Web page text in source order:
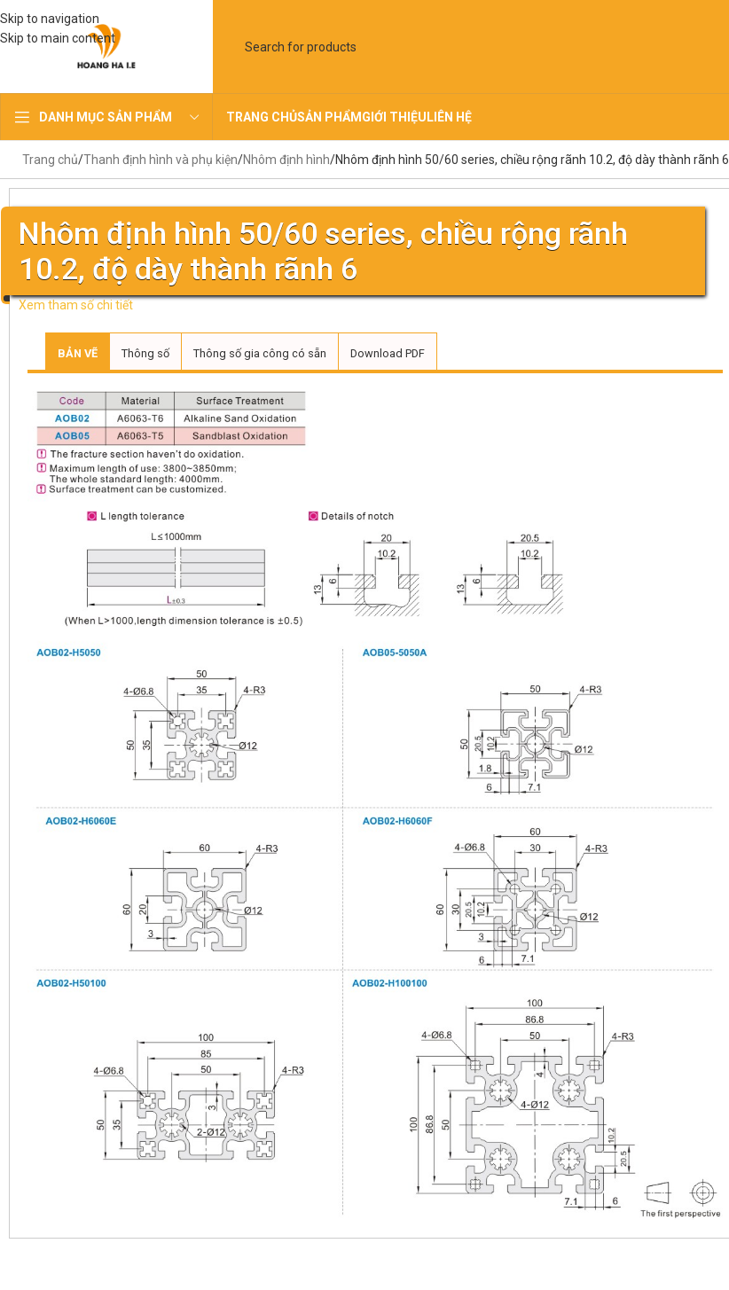
Skip to navigation
Skip to main content
DANH MỤC SẢN PHẨM TRANG CHỦSẢN PHẨMGIỚI THIỆULIÊN HỆ
Trang chủ Thanh định hình và phụ kiện Nhôm định hình Nhôm định hình 50/60 series, chiều rộng rãnh 10.2, độ dày thành rãnh 6
Nhôm định hình 50/60 series, chiều rộng rãnh
10.2, độ dày thành rãnh 6
Xem tham số chi tiết
BẢN VẼ Thông số Thông số gia công có sẵn Download PDF